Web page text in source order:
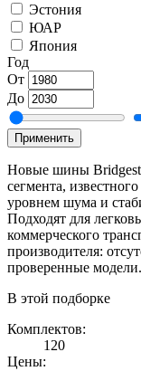
Эстония
ЮАР
Япония
Год
От
До
Применить
Новые шины
сегмента,
уровнем шума и
Подходят для
коммерческого
производителя:
проверенные модели.
В этой подборке
Комплектов:
120
Цены: